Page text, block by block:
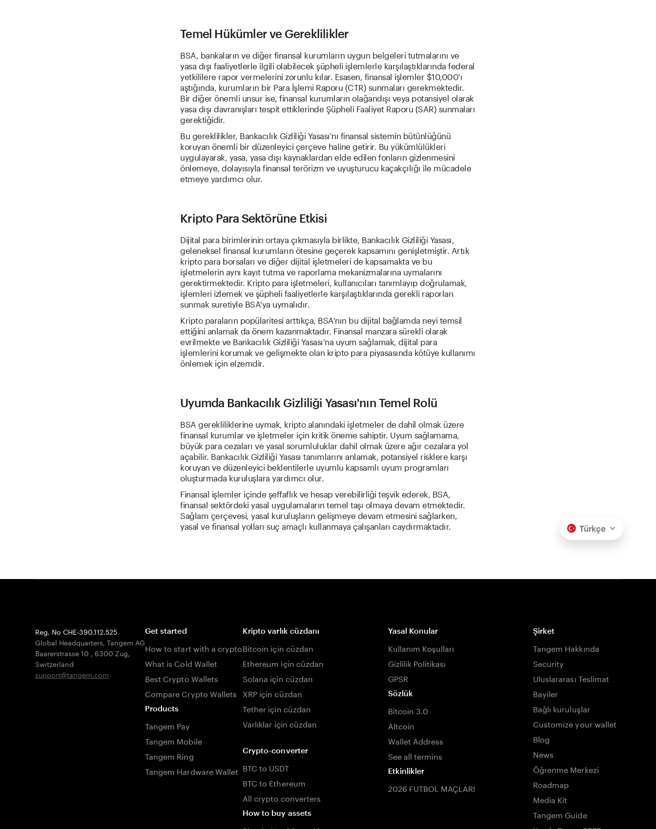
Temel Hükümler ve Gereklilikler
BSA, bankaların ve diğer finansal kurumların uygun belgeleri tutmalarını ve
yasa dışı faaliyetlerle ilgili olabilecek şüpheli işlemlerle karşılaştıklarında federal
yetkililere rapor vermelerini zorunlu kılar. Esasen, finansal işlemler $10,000'ı
aştığında, kurumların bir Para İşlemi Raporu (CTR) sunmaları gerekmektedir.
Bir diğer önemli unsur ise, finansal kurumların olağandışı veya potansiyel olarak
yasa dışı davranışları tespit ettiklerinde Şüpheli Faaliyet Raporu (SAR) sunmaları
gerektiğidir.
Bu gereklilikler, Bankacılık Gizliliği Yasası'nı finansal sistemin bütünlüğünü
koruyan önemli bir düzenleyici çerçeve haline getirir. Bu yükümlülükleri
uygulayarak, yasa, yasa dışı kaynaklardan elde edilen fonların gizlenmesini
önlemeye, dolayısıyla finansal terörizm ve uyuşturucu kaçakçılığı ile mücadele
etmeye yardımcı olur.
Kripto Para Sektörüne Etkisi
Dijital para birimlerinin ortaya çıkmasıyla birlikte, Bankacılık Gizliliği Yasası,
geleneksel finansal kurumların ötesine geçerek kapsamını genişletmiştir. Artık
kripto para borsaları ve diğer dijital işletmeleri de kapsamakta ve bu
işletmelerin aynı kayıt tutma ve raporlama mekanizmalarına uymalarını
gerektirmektedir. Kripto para işletmeleri, kullanıcıları tanımlayıp doğrulamak,
işlemleri izlemek ve şüpheli faaliyetlerle karşılaştıklarında gerekli raporları
sunmak suretiyle BSA'ya uymalıdır.
Kripto paraların popülaritesi arttıkça, BSA'nın bu dijital bağlamda neyi temsil
ettiğini anlamak da önem kazanmaktadır. Finansal manzara sürekli olarak
evrilmekte ve Bankacılık Gizliliği Yasası'na uyum sağlamak, dijital para
işlemlerini korumak ve gelişmekte olan kripto para piyasasında kötüye kullanımı
önlemek için elzemdir.
Uyumda Bankacılık Gizliliği Yasası'nın Temel Rolü
BSA gerekliliklerine uymak, kripto alanındaki işletmeler de dahil olmak üzere
finansal kurumlar ve işletmeler için kritik öneme sahiptir. Uyum sağlamama,
büyük para cezaları ve yasal sorumluluklar dahil olmak üzere ağır cezalara yol
açabilir. Bankacılık Gizliliği Yasası tanımlarını anlamak, potansiyel risklere karşı
koruyan ve düzenleyici beklentilerle uyumlu kapsamlı uyum programları
oluşturmada kuruluşlara yardımcı olur.
Finansal işlemler içinde şeffaflık ve hesap verebilirliği teşvik ederek, BSA,
finansal sektördeki yasal uygulamaların temel taşı olmaya devam etmektedir.
Sağlam çerçevesi, yasal kuruluşların gelişmeye devam etmesini sağlarken,
yasal ve finansal yolları suç amaçlı kullanmaya çalışanları caydırmaktadır.
Türkçe
Reg. No CHE-390.112.525
Global Headquarters, Tangem AG
Baarerstrasse 10 , 6300 Zug,
Switzerland
support@tangem.com
Get started
How to start with a crypto
What is Cold Wallet
Best Crypto Wallets
Compare Crypto Wallets
Products
Tangem Pay
Tangem Mobile
Tangem Ring
Tangem Hardware Wallet
Kripto varlık cüzdanı
Bitcoin için cüzdan
Ethereum için cüzdan
Solana için cüzdan
XRP için cüzdan
Tether için cüzdan
Varlıklar için cüzdan
Crypto-converter
BTC to USDT
BTC to Ethereum
All crypto converters
How to buy assets
Yasal Konular
Kullanım Koşulları
Gizlilik Politikası
GPSR
Sözlük
Bitcoin 3.0
Altcoin
Wallet Address
See all termins
Etkinlikler
2026 FUTBOL MAÇLARI
Şirket
Tangem Hakkında
Security
Uluslararası Teslimat
Bayiler
Bağlı kuruluşlar
Customize your wallet
Blog
News
Öğrenme Merkezi
Roadmap
Media Kit
Tangem Guide